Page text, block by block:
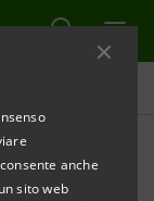
anche
sito web